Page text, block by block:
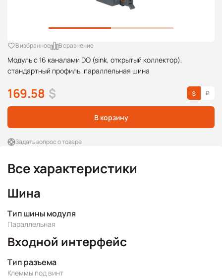
Модуль с 16 каналами DO (sink, открытый коллектор),
стандартный профиль, параллельная шина
В избранное В сравнение
169.58 $
В корзину
Задать вопрос о товаре
Все характеристики
Шина
Тип шины модуля
Параллельная
Входной интерфейс
Тип разъема
Клеммы под винт